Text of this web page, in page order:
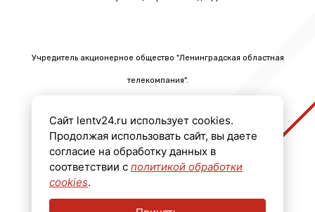
Учредитель акционерное общество "Ленинградская областная
телекомпания".
Телефон: +7 (812) 640-6114
Email: info@lentv24.ru
Размещение рекламы admitriev@lentv24.ru
Сайт lentv24.ru использует cookies.
Продолжая использовать сайт, вы даете
согласие на обработку данных в
соответствии с политикой обработки
cookies.